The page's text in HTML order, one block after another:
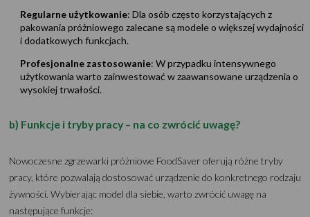
Regularne użytkowanie: Dla osób często korzystających z
pakowania próżniowego zalecane są modele o większej wydajności
i dodatkowych funkcjach.
Profesjonalne zastosowanie: W przypadku intensywnego
użytkowania warto zainwestować w zaawansowane urządzenia o
wysokiej trwałości.
b) Funkcje i tryby pracy – na co zwrócić uwagę?
Nowoczesne zgrzewarki próżniowe FoodSaver oferują różne tryby
pracy, które pozwalają dostosować urządzenie do konkretnego rodzaju
żywności. Wybierając model dla siebie, warto zwrócić uwagę na
następujące funkcje: